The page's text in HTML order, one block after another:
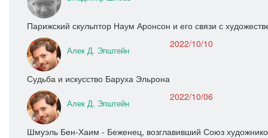
Парижский скульптор Наум Аронсон и его связи с
Алек Д. Эпштейн
2022/10/10
Судьба и искусство Баруха Эльрона
Алек Д. Эпштейн
2022/10/06
Шмуэль Бен-Хаим - Беженец, возглавивший Союз